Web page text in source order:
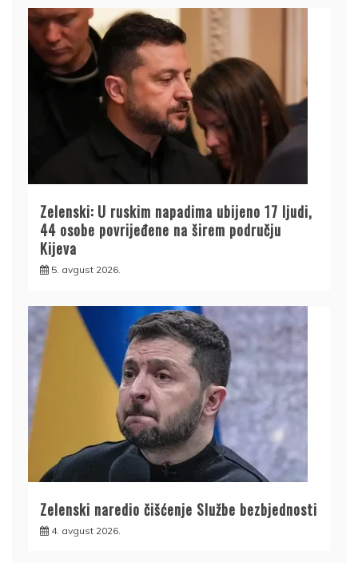
Zelenski: U ruskim napadima ubijeno 17 ljudi,
44 osobe povrijeđene na širem području
Kijeva
5. avgust 2026.
Zelenski naredio čišćenje Službe bezbjednosti
4. avgust 2026.